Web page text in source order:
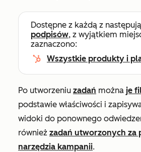
Dostępne z każdą z
podpisów, z wyjątkiem
zaznaczono:
Wszystkie produkty i
Po utworzeniu zadań można je
podstawie właściwości i
widoki do ponownego
również zadań utworzonych za
narzędzia kampanii.